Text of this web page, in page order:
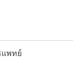
พทย์